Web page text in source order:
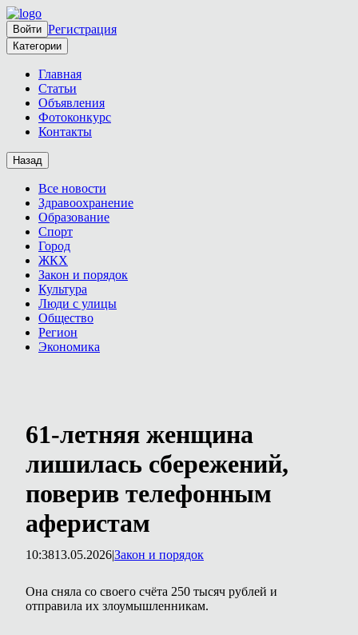
Войти Регистрация
Категории
Главная
Статьи
Объявления
Фотоконкурс
Контакты
Назад
Все новости
Здравоохранение
Образование
Спорт
Город
ЖКХ
Закон и порядок
Культура
Люди с улицы
Общество
Регион
Экономика
61-летняя женщина
лишилась сбережений,
поверив телефонным
аферистам
10:3813.05.2026|Закон и порядок
Она сняла со своего счёта 250 тысяч рублей и
отправила их злоумышленникам.